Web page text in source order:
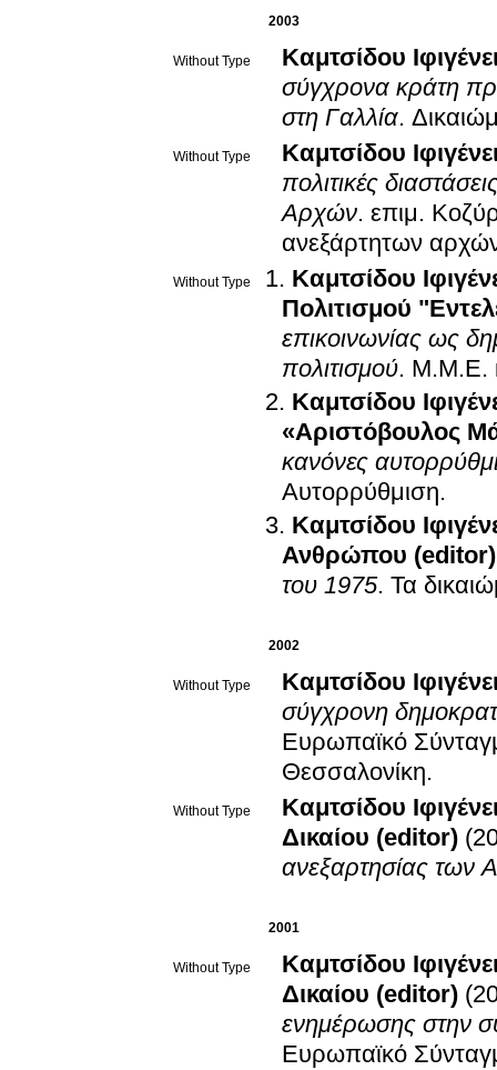
2003
Without Type
Καμτσίδου
σύγχρονα κράτη
στη Γαλλία.
Without Type
Καμτσίδου
πολιτικές
Αρχών. επιμ.
ανεξάρτητων
Without Type
Καμτσίδου
Πολιτισμού
επικοινωνίας ως
πολιτισμού. Μ.Μ.Ε.
Καμτσίδου
«Αριστόβουλος
κανόνες
Αυτορρύθμιση.
Καμτσίδου
Ανθρώπου (editor)
του 1975. Τα
2002
Without Type
Καμτσίδου
σύγχρονη
Ευρωπαϊκό
Θεσσαλονίκη.
Without Type
Καμτσίδου
Δικαίου (editor)
ανεξαρτησίας των
2001
Without Type
Καμτσίδου
Δικαίου (editor)
ενημέρωσης στην
Ευρωπαϊκό